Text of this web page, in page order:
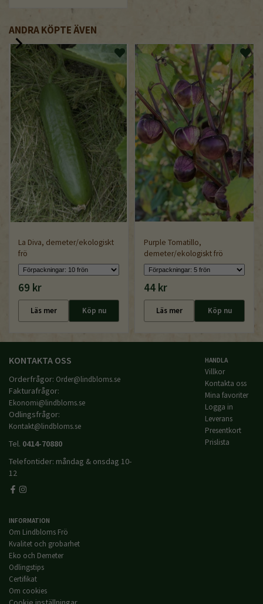
ANDRA KÖPTE ÄVEN
La Diva, demeter/ekologiskt
frö
69 kr
Läs mer Köp nu
Purple Tomatillo,
demeter/ekologiskt frö
44 kr
Läs mer Köp nu
KONTAKTA OSS
Orderfrågor: Order@lindbloms.se
Fakturafrågor:
Ekonomi@lindbloms.se
Odlingsfrågor:
Kontakt@lindbloms.se
Tel. 0414-70880
Telefontider: måndag & onsdag 10-
12
HANDLA
Villkor
Kontakta oss
Mina favoriter
Logga in
Leverans
Presentkort
Prislista
INFORMATION
Om Lindbloms Frö
Kvalitet och grobarhet
Eko och Demeter
Odlingstips
Certifikat
Om cookies